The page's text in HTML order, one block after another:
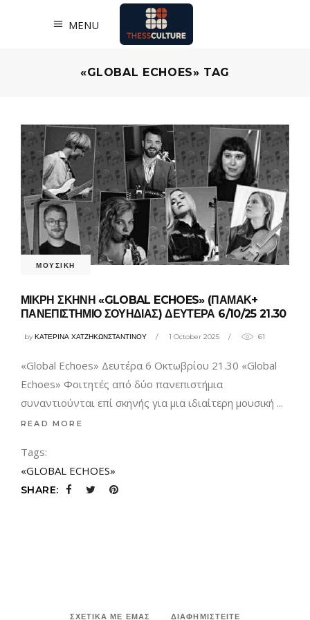
MENU
«GLOBAL ECHOES» TAG
ΜΟΥΣΙΚΗ
ΜΙΚΡΗ ΣΚΗΝΗ «GLOBAL ECHOES» (ΠΑΜΑΚ+
ΠΑΝΕΠΙΣΤΗΜΙΟ ΣΟΥΗΔΙΑΣ) ΔΕΥΤΕΡΑ 6/10/25 21.30
byΚΑΤΕΡΙΝΑ ΧΑΤΖΗΚΩΝΣΤΑΝΤΙΝΟΥ 1 October 2025 61
«Global Echoes» Δευτέρα 6 Οκτωβρίου 21.30 «Global
Echoes» Φοιτητές από δύο πανεπιστήμια
συναντιούνται επί σκηνής για μια ιδιαίτερη μουσική
READ MORE
Tags:
«GLOBAL ECHOES»
SHARE:
ΣΧΕΤΙΚΑ ΜΕ ΕΜΑΣ ΔΙΑΦΗΜΙΣΤΕΙΤΕ